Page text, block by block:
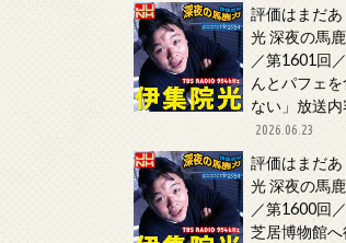
評価はまだ
光 深夜の馬
／第1601回
んとパフェ
ない」放送内
2026.06.23
評価はまだ
光 深夜の馬
／第1600回
芝居博物館